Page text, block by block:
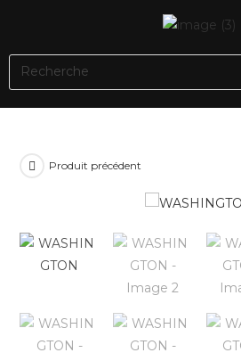
Produit précédent